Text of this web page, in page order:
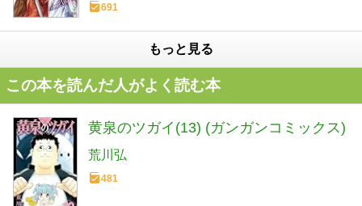
691
もっと見る
この本を読んだ人がよく読む本
黄泉のツガイ(13) (ガンガンコミックス)
荒川弘
481